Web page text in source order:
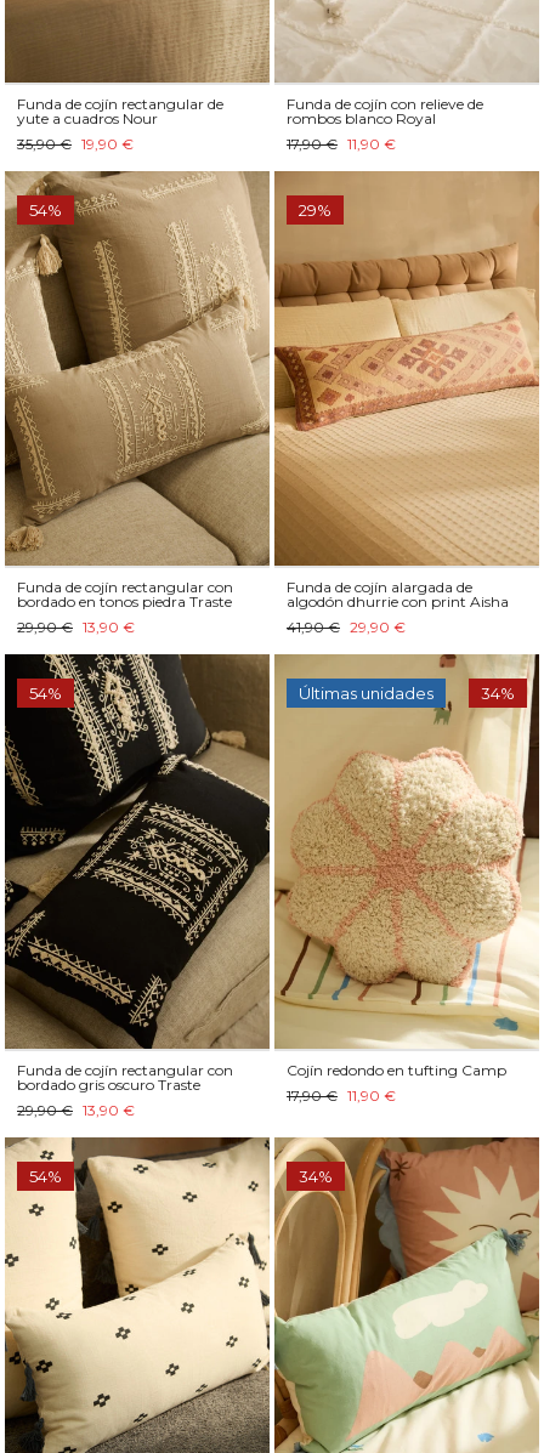
Funda de cojín rectangular de
yute a cuadros Nour
35,90 € 19,90 €
Funda de cojín con relieve de
rombos blanco Royal
17,90 € 11,90 €
54%
Funda de cojín rectangular con
bordado en tonos piedra Traste
29,90 € 13,90 €
29%
Funda de cojín alargada de
algodón dhurrie con print Aisha
41,90 € 29,90 €
54%
Funda de cojín rectangular con
bordado gris oscuro Traste
29,90 € 13,90 €
Últimas unidades 34%
Cojín redondo en tufting Camp
17,90 € 11,90 €
54% 34%